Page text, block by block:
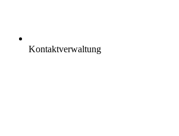
Kontaktverwaltung